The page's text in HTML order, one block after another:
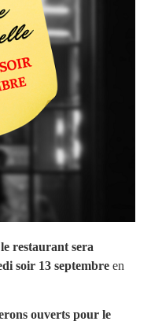
le restaurant sera
soir 13 septembre en
ouverts pour le